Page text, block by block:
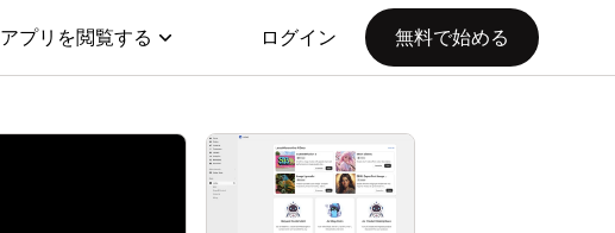
アプリを閲覧する ログイン 無料で始める